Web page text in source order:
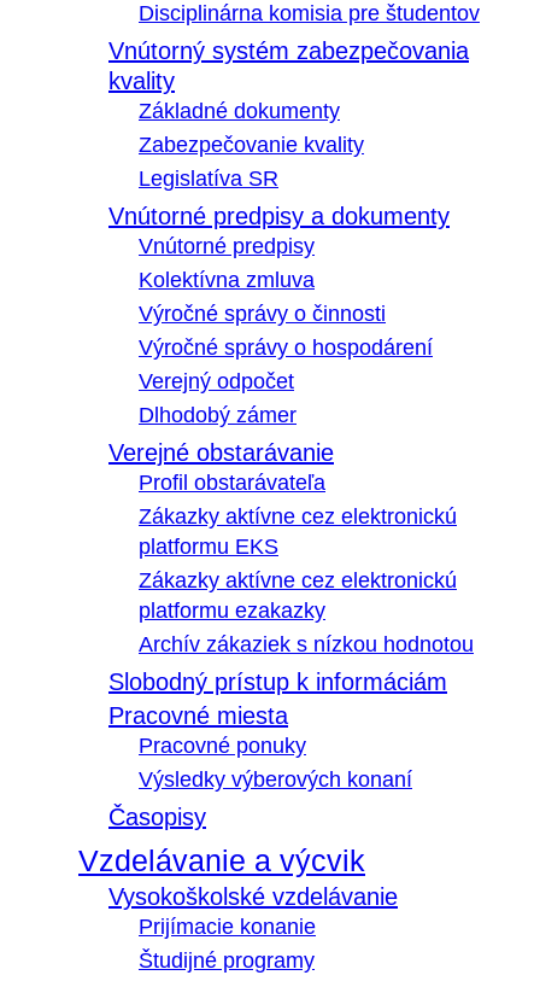
Disciplinárna komisia pre študentov
Vnútorný systém zabezpečovania
kvality
Základné dokumenty
Zabezpečovanie kvality
Legislatíva SR
Vnútorné predpisy a dokumenty
Vnútorné predpisy
Kolektívna zmluva
Výročné správy o činnosti
Výročné správy o hospodárení
Verejný odpočet
Dlhodobý zámer
Verejné obstarávanie
Profil obstarávateľa
Zákazky aktívne cez elektronickú
platformu EKS
Zákazky aktívne cez elektronickú
platformu ezakazky
Archív zákaziek s nízkou hodnotou
Slobodný prístup k informáciám
Pracovné miesta
Pracovné ponuky
Výsledky výberových konaní
Časopisy
Vzdelávanie a výcvik
Vysokoškolské vzdelávanie
Prijímacie konanie
Študijné programy